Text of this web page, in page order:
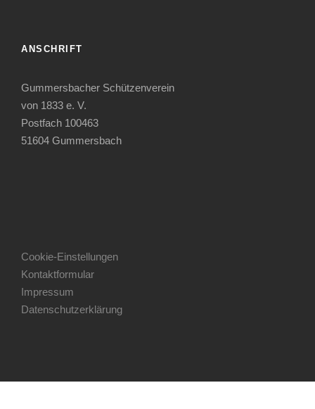
ANSCHRIFT
Gummersbacher Schützenverein
von 1833 e. V.
Postfach 100463
51604 Gummersbach
Cookie-Einstellungen
Kontaktformular
Impressum
Datenschutzerklärung